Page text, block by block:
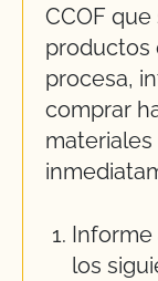
CCOF
productos
procesa,
comprar
Informe
los